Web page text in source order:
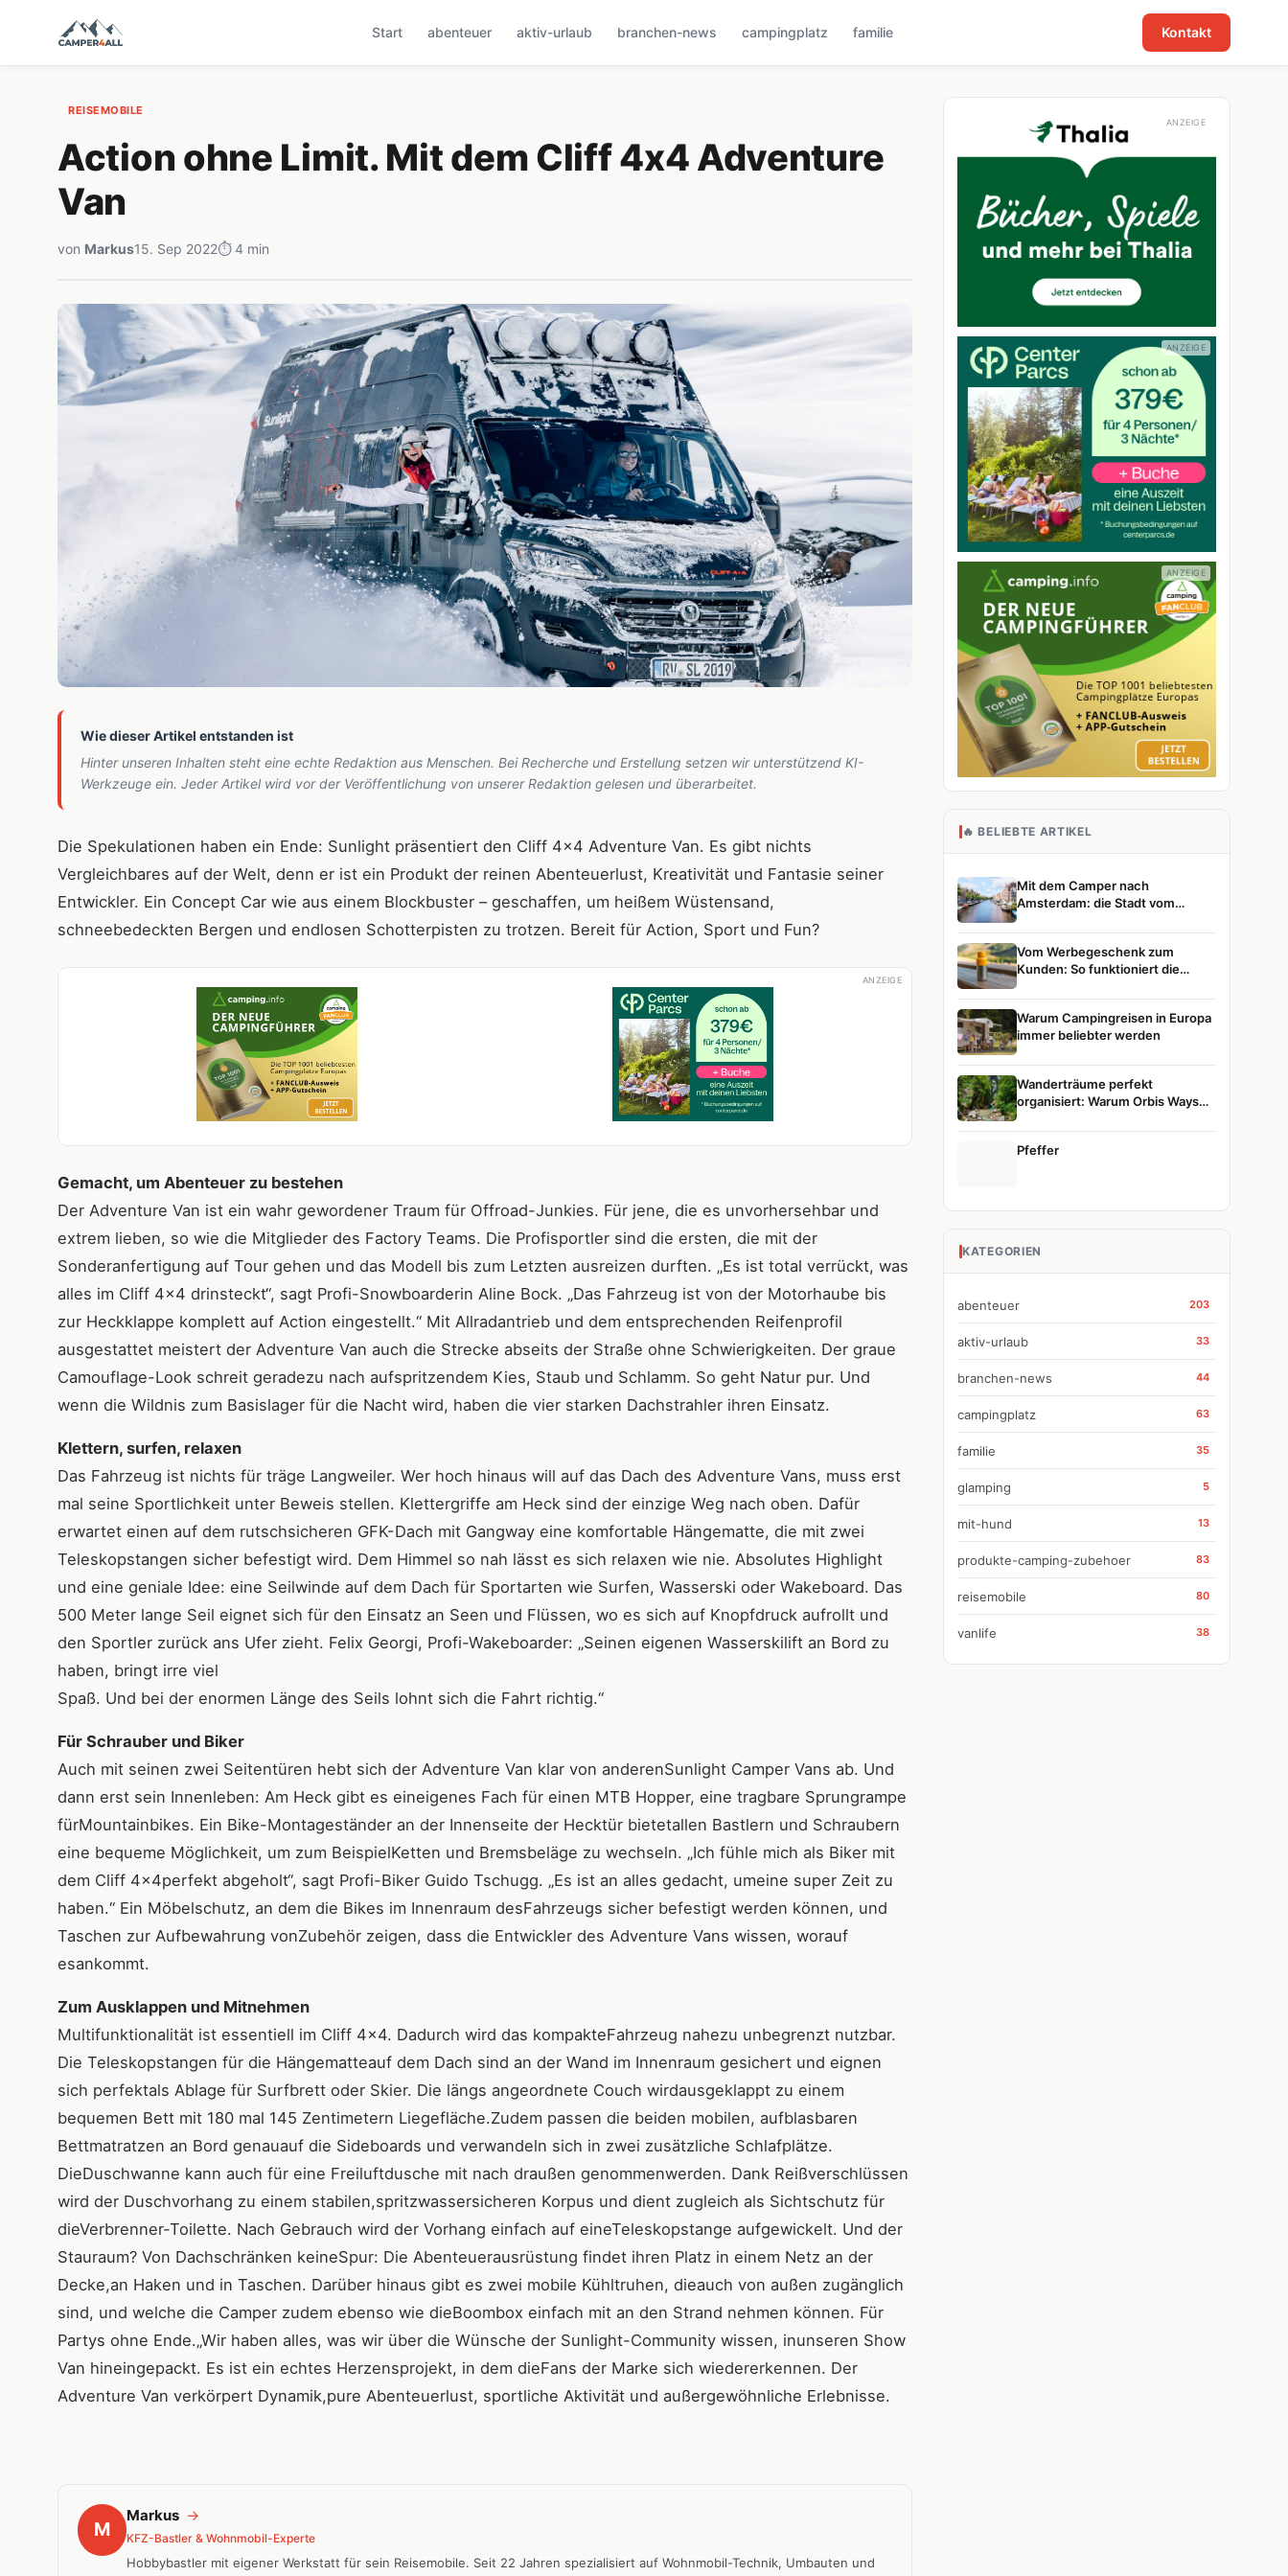
Start abenteuer aktiv-urlaub branchen-news campingplatz familie Kontakt
REISEMOBILE
Action ohne Limit. Mit dem Cliff 4x4 Adventure
Van
von Markus15. Sep 2022⏱ 4 min
Wie dieser Artikel entstanden ist
Hinter unseren Inhalten steht eine echte Redaktion aus Menschen. Bei Recherche und Erstellung setzen wir unterstützend KI-
Werkzeuge ein. Jeder Artikel wird vor der Veröffentlichung von unserer Redaktion gelesen und überarbeitet.
Die Spekulationen haben ein Ende: Sunlight präsentiert den Cliff 4x4 Adventure Van. Es gibt nichts
Vergleichbares auf der Welt, denn er ist ein Produkt der reinen Abenteuerlust, Kreativität und Fantasie seiner
Entwickler. Ein Concept Car wie aus einem Blockbuster – geschaffen, um heißem Wüstensand,
schneebedeckten Bergen und endlosen Schotterpisten zu trotzen. Bereit für Action, Sport und Fun?
ANZEIGE
Gemacht, um Abenteuer zu bestehen
Der Adventure Van ist ein wahr gewordener Traum für Offroad-Junkies. Für jene, die es unvorhersehbar und
extrem lieben, so wie die Mitglieder des Factory Teams. Die Profisportler sind die ersten, die mit der
Sonderanfertigung auf Tour gehen und das Modell bis zum Letzten ausreizen durften. „Es ist total verrückt, was
alles im Cliff 4x4 drinsteckt“, sagt Profi-Snowboarderin Aline Bock. „Das Fahrzeug ist von der Motorhaube bis
zur Heckklappe komplett auf Action eingestellt.“ Mit Allradantrieb und dem entsprechenden Reifenprofil
ausgestattet meistert der Adventure Van auch die Strecke abseits der Straße ohne Schwierigkeiten. Der graue
Camouflage-Look schreit geradezu nach aufspritzendem Kies, Staub und Schlamm. So geht Natur pur. Und
wenn die Wildnis zum Basislager für die Nacht wird, haben die vier starken Dachstrahler ihren Einsatz.
Klettern, surfen, relaxen
Das Fahrzeug ist nichts für träge Langweiler. Wer hoch hinaus will auf das Dach des Adventure Vans, muss erst
mal seine Sportlichkeit unter Beweis stellen. Klettergriffe am Heck sind der einzige Weg nach oben. Dafür
erwartet einen auf dem rutschsicheren GFK-Dach mit Gangway eine komfortable Hängematte, die mit zwei
Teleskopstangen sicher befestigt wird. Dem Himmel so nah lässt es sich relaxen wie nie. Absolutes Highlight
und eine geniale Idee: eine Seilwinde auf dem Dach für Sportarten wie Surfen, Wasserski oder Wakeboard. Das
500 Meter lange Seil eignet sich für den Einsatz an Seen und Flüssen, wo es sich auf Knopfdruck aufrollt und
den Sportler zurück ans Ufer zieht. Felix Georgi, Profi-Wakeboarder: „Seinen eigenen Wasserskilift an Bord zu
haben, bringt irre viel
Spaß. Und bei der enormen Länge des Seils lohnt sich die Fahrt richtig.“
Für Schrauber und Biker
Auch mit seinen zwei Seitentüren hebt sich der Adventure Van klar von anderenSunlight Camper Vans ab. Und
dann erst sein Innenleben: Am Heck gibt es eineigenes Fach für einen MTB Hopper, eine tragbare Sprungrampe
fürMountainbikes. Ein Bike-Montageständer an der Innenseite der Hecktür bietetallen Bastlern und Schraubern
eine bequeme Möglichkeit, um zum BeispielKetten und Bremsbeläge zu wechseln. „Ich fühle mich als Biker mit
dem Cliff 4x4perfekt abgeholt“, sagt Profi-Biker Guido Tschugg. „Es ist an alles gedacht, umeine super Zeit zu
haben.“ Ein Möbelschutz, an dem die Bikes im Innenraum desFahrzeugs sicher befestigt werden können, und
Taschen zur Aufbewahrung vonZubehör zeigen, dass die Entwickler des Adventure Vans wissen, worauf
esankommt.
Zum Ausklappen und Mitnehmen
Multifunktionalität ist essentiell im Cliff 4x4. Dadurch wird das kompakteFahrzeug nahezu unbegrenzt nutzbar.
Die Teleskopstangen für die Hängematteauf dem Dach sind an der Wand im Innenraum gesichert und eignen
sich perfektals Ablage für Surfbrett oder Skier. Die längs angeordnete Couch wirdausgeklappt zu einem
bequemen Bett mit 180 mal 145 Zentimetern Liegefläche.Zudem passen die beiden mobilen, aufblasbaren
Bettmatratzen an Bord genauauf die Sideboards und verwandeln sich in zwei zusätzliche Schlafplätze.
DieDuschwanne kann auch für eine Freiluftdusche mit nach draußen genommenwerden. Dank Reißverschlüssen
wird der Duschvorhang zu einem stabilen,spritzwassersicheren Korpus und dient zugleich als Sichtschutz für
dieVerbrenner-Toilette. Nach Gebrauch wird der Vorhang einfach auf eineTeleskopstange aufgewickelt. Und der
Stauraum? Von Dachschränken keineSpur: Die Abenteuerausrüstung findet ihren Platz in einem Netz an der
Decke,an Haken und in Taschen. Darüber hinaus gibt es zwei mobile Kühltruhen, dieauch von außen zugänglich
sind, und welche die Camper zudem ebenso wie dieBoombox einfach mit an den Strand nehmen können. Für
Partys ohne Ende.„Wir haben alles, was wir über die Wünsche der Sunlight-Community wissen, inunseren Show
Van hineingepackt. Es ist ein echtes Herzensprojekt, in dem dieFans der Marke sich wiedererkennen. Der
Adventure Van verkörpert Dynamik,pure Abenteuerlust, sportliche Aktivität und außergewöhnliche Erlebnisse.
M
Markus →
KFZ-Bastler & Wohnmobil-Experte
Hobbybastler mit eigener Werkstatt für sein Reisemobile. Seit 22 Jahren spezialisiert auf Wohnmobil-Technik, Umbauten und
🔥 BELIEBTE ARTIKEL
Mit dem Camper nach
Amsterdam: die Stadt vom
Vom Werbegeschenk zum
Kunden: So funktioniert die
Warum Campingreisen in Europa
immer beliebter werden
Wanderträume perfekt
organisiert: Warum Orbis Ways
Pfeffer
KATEGORIEN
abenteuer 203
aktiv-urlaub 33
branchen-news 44
campingplatz 63
familie 35
glamping 5
mit-hund 13
produkte-camping-zubehoer 83
reisemobile 80
vanlife 38